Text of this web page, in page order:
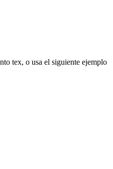
tex, o usa el siguiente ejemplo